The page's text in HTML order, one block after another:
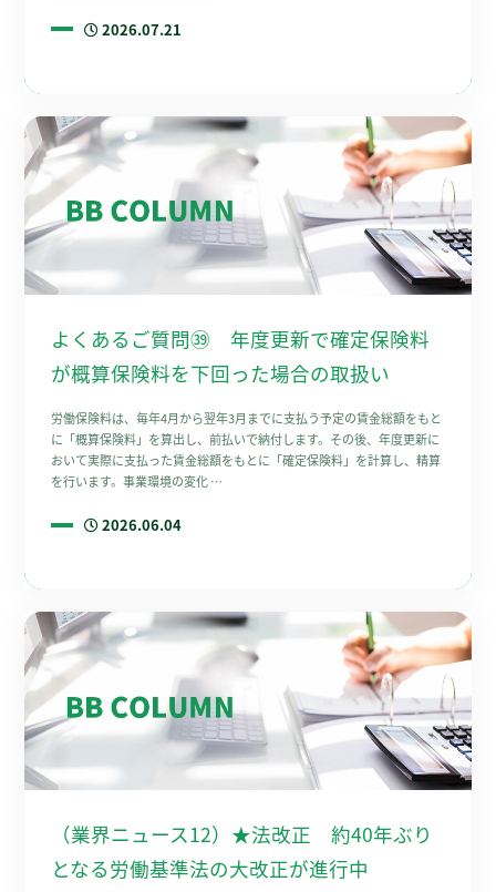
2026.07.21
よくあるご質問㊴ 年度更新で確定保険料
が概算保険料を下回った場合の取扱い
労働保険料は、毎年4月から翌年3月までに支払う予定の賃金総額をもと
に「概算保険料」を算出し、前払いで納付します。その後、年度更新に
おいて実際に支払った賃金総額をもとに「確定保険料」を計算し、精算
を行います。事業環境の変化 …
2026.06.04
（業界ニュース12）★法改正 約40年ぶり
となる労働基準法の大改正が進行中